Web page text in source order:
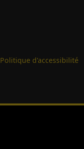
Politique d'accessibilité